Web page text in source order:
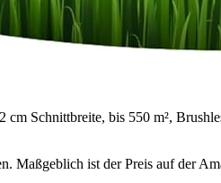
Schnittbreite, bis 550 m²,
Maßgeblich ist der Preis auf der